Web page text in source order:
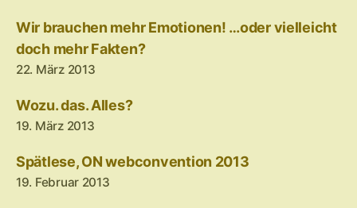
Wir brauchen mehr Emotionen! …oder vielleicht
doch mehr Fakten?
22. März 2013
Wozu. das. Alles?
19. März 2013
Spätlese, ON webconvention 2013
19. Februar 2013